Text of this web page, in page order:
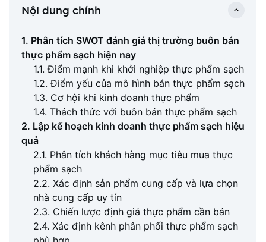
Nội dung chính
1. Phân tích SWOT đánh giá thị trường buôn bán
thực phẩm sạch hiện nay
1.1. Điểm mạnh khi khởi nghiệp thực phẩm sạch
1.2. Điểm yếu của mô hình bán thực phẩm sạch
1.3. Cơ hội khi kinh doanh thực phẩm
1.4. Thách thức với buôn bán thực phẩm sạch
2. Lập kế hoạch kinh doanh thực phẩm sạch hiệu
quả
2.1. Phân tích khách hàng mục tiêu mua thực
phẩm sạch
2.2. Xác định sản phẩm cung cấp và lựa chọn
nhà cung cấp uy tín
2.3. Chiến lược định giá thực phẩm cần bán
2.4. Xác định kênh phân phối thực phẩm sạch